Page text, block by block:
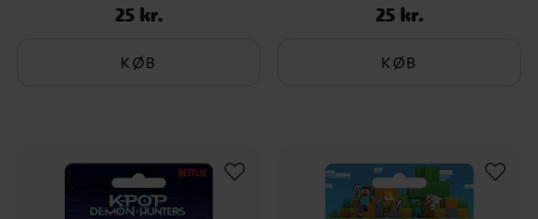
Pris: 25 kr.
25 kr.
KØB
Pris: 25 kr.
25 kr.
KØB